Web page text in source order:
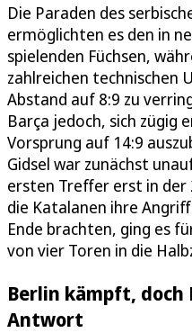
Die Paraden des
ermöglichten es den in
spielenden Füchsen,
zahlreichen technischen
Abstand auf 8:9 zu
Barça jedoch, sich zügig
Vorsprung auf 14:9
Gidsel war zunächst
ersten Treffer erst in der
die Katalanen ihre
Ende brachten, ging es
von vier Toren in die
Berlin kämpft, doch
Antwort